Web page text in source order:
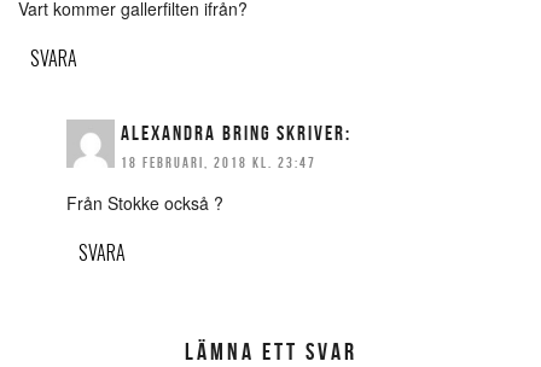
Vart kommer gallerfilten ifrån?
SVARA
ALEXANDRA BRING SKRIVER:
18 FEBRUARI, 2018 KL. 23:47
Från Stokke också ?
SVARA
LÄMNA ETT SVAR